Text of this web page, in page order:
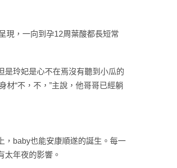
現，一向到孕12周葉酸都長短常
是玲妃是心不在焉沒有聽到小瓜的
材“不，不，”主說，他哥哥已經躺
，baby也能安康順遂的誕生。每一
太年夜的影響。